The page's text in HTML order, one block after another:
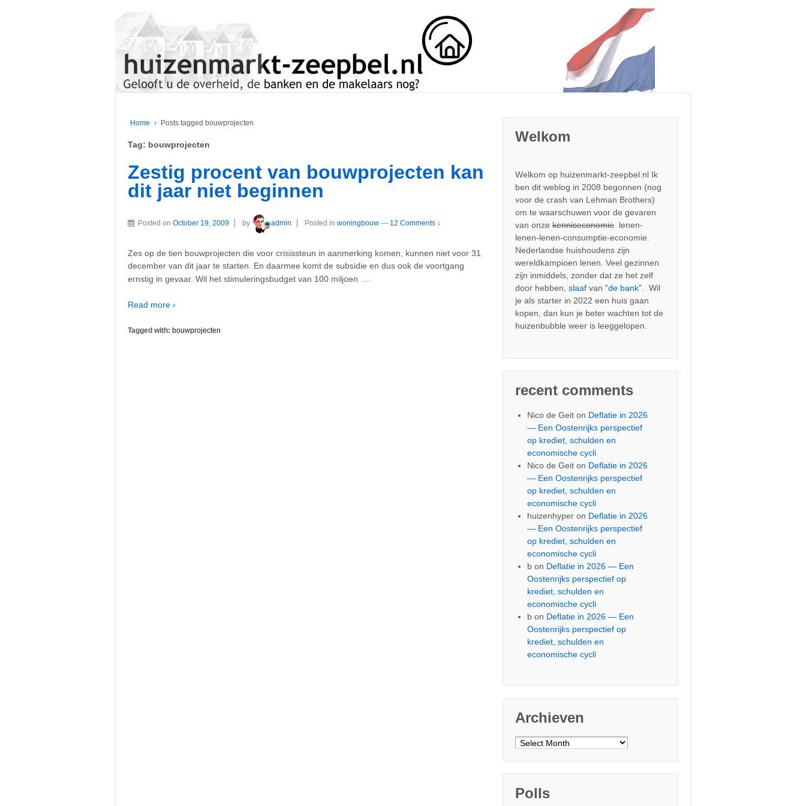
Home › Posts tagged bouwprojecten
Tag: bouwprojecten
Zestig procent van bouwprojecten kan
dit jaar niet beginnen
Posted on October 19, 2009 by admin Posted in woningbouw — 12 Comments ↓
Zes op de tien bouwprojecten die voor crisissteun in aanmerking komen, kunnen niet voor 31
december van dit jaar te starten. En daarmee komt de subsidie en dus ook de voortgang
ernstig in gevaar. Wil het stimuleringsbudget van 100 miljoen …
Read more ›
Tagged with: bouwprojecten
Welkom
Welkom op huizenmarkt-zeepbel.nl Ik
ben dit weblog in 2008 begonnen (nog
voor de crash van Lehman Brothers)
om te waarschuwen voor de gevaren
van onzekenniseconomie lenen-
lenen-lenen-consumptie-economie.
Nederlandse huishoudens zijn
wereldkampioen lenen. Veel gezinnen
zijn inmiddels, zonder dat ze het zelf
door hebben,slaaf van“de bank”. Wil
je als starter in 2022 een huis gaan
kopen, dan kun je beter wachten tot de
huizenbubble weer is leeggelopen.
recent comments
Nico de Geit on Deflatie in 2026
— Een Oostenrijks perspectief
op krediet, schulden en
economische cycli
Nico de Geit on Deflatie in 2026
— Een Oostenrijks perspectief
op krediet, schulden en
economische cycli
huizenhyper on Deflatie in 2026
— Een Oostenrijks perspectief
op krediet, schulden en
economische cycli
b on Deflatie in 2026 — Een
Oostenrijks perspectief op
krediet, schulden en
economische cycli
b on Deflatie in 2026 — Een
Oostenrijks perspectief op
krediet, schulden en
economische cycli
Archieven
Archieven
Polls